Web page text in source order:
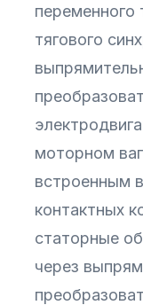
переменного
тягового
моторном
встроенным
контактных
статорные
через